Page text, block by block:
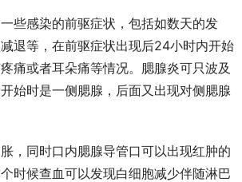
些感染的前驱症状，包括如数天的发
退等，在前驱症状出现后24小时内开始
痛或者耳朵痛等情况。腮腺炎可只波及
始时是一侧腮腺，后面又出现对侧腮腺
，同时口内腮腺导管口可以出现红肿的
时候查血可以发现白细胞减少伴随淋巴